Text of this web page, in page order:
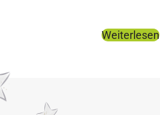
Weiterlesen